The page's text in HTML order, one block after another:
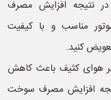
نتیجه افزایش مصرف
مناسب و با کیفیت
کنید.
هوای کثیف باعث کاهش
افزایش مصرف سوخت